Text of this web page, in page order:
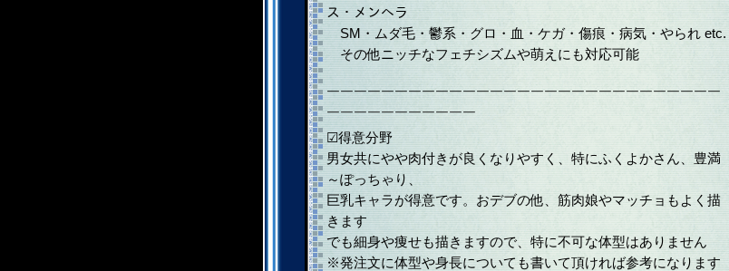
ス・メンヘラ
SM・ムダ毛・鬱系・グロ・血・ケガ・傷痕・病気・やられ etc.
その他ニッチなフェチシズムや萌えにも対応可能
￣￣￣￣￣￣￣￣￣￣￣￣￣￣￣￣￣￣￣￣￣￣￣￣￣￣￣￣￣
￣￣￣￣￣￣￣￣￣￣￣
☑得意分野
男女共にやや肉付きが良くなりやすく、特にふくよかさん、豊満
～ぽっちゃり、
巨乳キャラが得意です。おデブの他、筋肉娘やマッチョもよく描
きます
でも細身や痩せも描きますので、特に不可な体型はありません
※発注文に体型や身長についても書いて頂ければ参考になります